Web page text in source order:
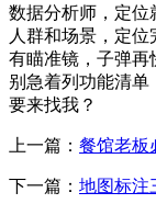
数据分析师，定位
人群和场景，定
有瞄准镜，子弹再
别急着列功能清单
要来找我？
上一篇： 餐馆老板
下一篇： 地图标注